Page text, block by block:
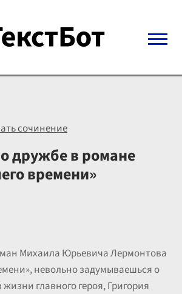
сочинение
дружбе в романе
времени»
Михаила Юрьевича Лермонтова
невольно задумываешься о
главного героя, Григория